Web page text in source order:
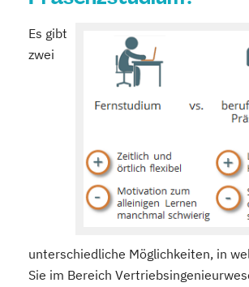
Es gibt
zwei
unterschiedliche Möglichkeiten, in
Sie im Bereich